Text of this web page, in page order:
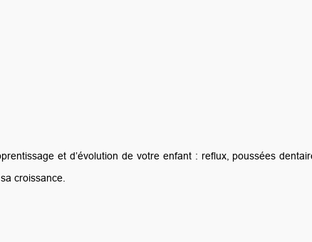
: reflux, poussées dentaires, sevrage... Ils protègent à